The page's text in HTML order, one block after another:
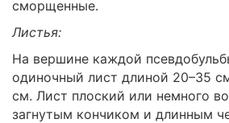
сморщенные.
Листья:
На вершине каждой
одиночный лист длиной 20–35
см. Лист плоский или немного
загнутым кончиком и длинным